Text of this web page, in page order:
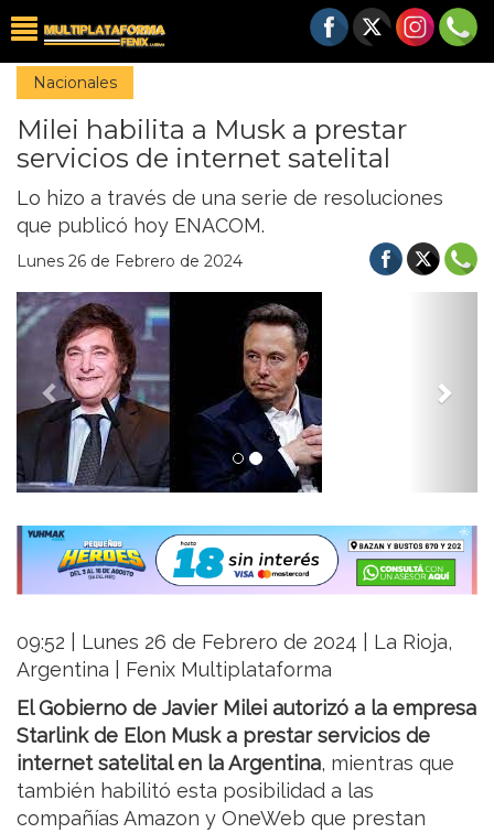
Nacionales
Milei habilita a Musk a prestar
servicios de internet satelital
Lo hizo a través de una serie de resoluciones
que publicó hoy ENACOM.
Lunes 26 de Febrero de 2024
Previous
09:52 | Lunes 26 de Febrero de 2024 | La Rioja,
Argentina | Fenix Multiplataforma
El Gobierno de Javier Milei autorizó a la empresa
Starlink de Elon Musk a prestar servicios de
internet satelital en la Argentina, mientras que
también habilitó esta posibilidad a las
compañías Amazon y OneWeb que prestan